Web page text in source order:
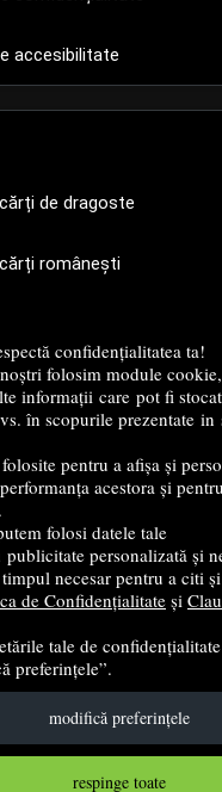
confidențialitatea ta!
folosim module
informații care pot fi
în scopurile prezentate in
pentru a afișa și
acestora și
folosi datele tale
personalizată și
necesar pentru a citi
de Confidențialitateși
tale de
preferințele”.
modifică preferințele
respinge toate
accesibilitate
de dragoste
românești
de istorie
© 2004 - 2026 Grup DZC
onlinecreat de
Created in 0.0887 sec